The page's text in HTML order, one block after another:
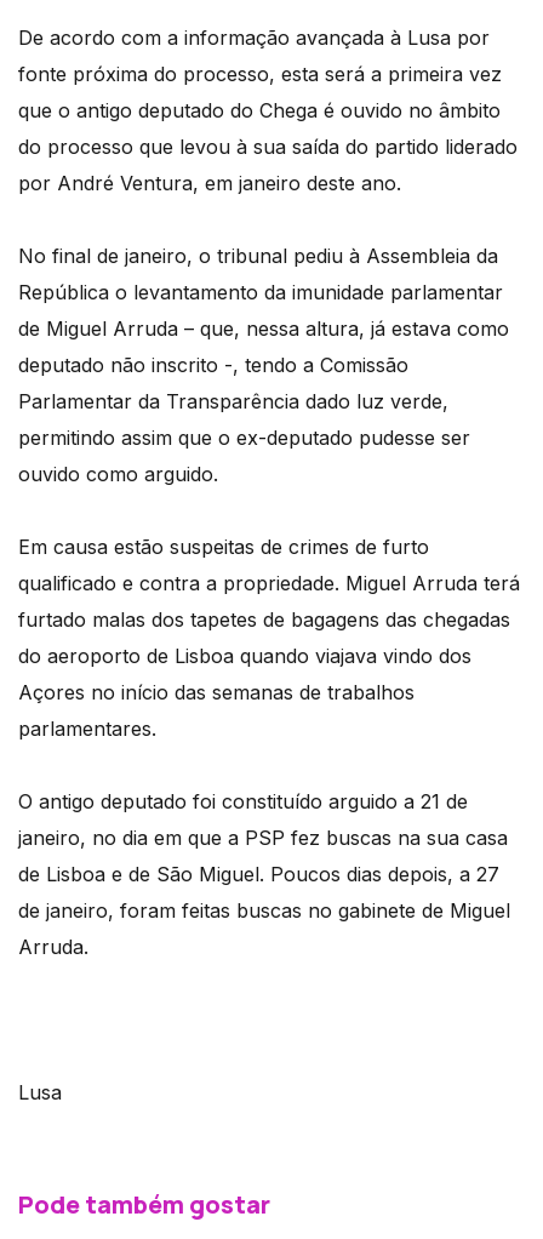
De acordo com a informação avançada à Lusa por
fonte próxima do processo, esta será a primeira vez
que o antigo deputado do Chega é ouvido no âmbito
do processo que levou à sua saída do partido liderado
por André Ventura, em janeiro deste ano.
No final de janeiro, o tribunal pediu à Assembleia da
República o levantamento da imunidade parlamentar
de Miguel Arruda – que, nessa altura, já estava como
deputado não inscrito -, tendo a Comissão
Parlamentar da Transparência dado luz verde,
permitindo assim que o ex-deputado pudesse ser
ouvido como arguido.
Em causa estão suspeitas de crimes de furto
qualificado e contra a propriedade. Miguel Arruda terá
furtado malas dos tapetes de bagagens das chegadas
do aeroporto de Lisboa quando viajava vindo dos
Açores no início das semanas de trabalhos
parlamentares.
O antigo deputado foi constituído arguido a 21 de
janeiro, no dia em que a PSP fez buscas na sua casa
de Lisboa e de São Miguel. Poucos dias depois, a 27
de janeiro, foram feitas buscas no gabinete de Miguel
Arruda.
Lusa
Pode também gostar